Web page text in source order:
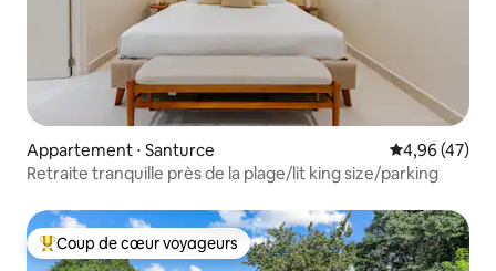
Appartement ⋅ Santurce Évaluation
4,96 (47)
Retraite tranquille près de la plage/lit king size/parking
Coups de cœur voyageurs les plus appréciés
Coup de cœur voyageurs